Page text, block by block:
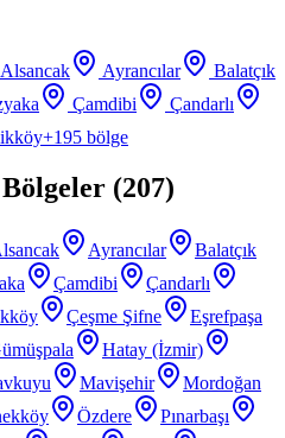
Alsancak Ayrancılar
Balatçık
Çamdibi
Çandarlı
+195 bölge
(207)
Ayrancılar
Balatçık
Çamdibi
Çandarlı
Çeşme Şifne
Eşrefpaşa
Hatay (İzmir)
Mavişehir
Mordoğan
Özdere
Pınarbaşı